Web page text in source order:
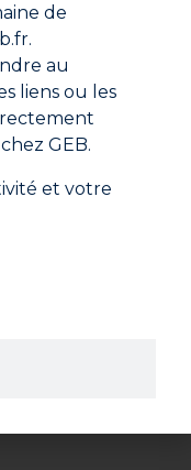
de
au
liens ou les
GEB.
et votre